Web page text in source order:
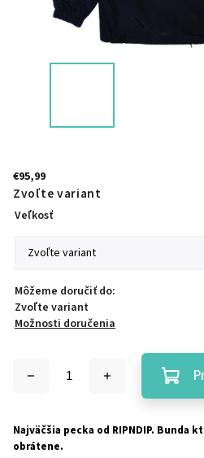
€95,99
Zvoľte variant
Veľkosť
Môžeme doručiť do:
Zvoľte variant
Možnosti doručenia
Najväčšia pecka od RIPNDIP. Bunda
obrátene.